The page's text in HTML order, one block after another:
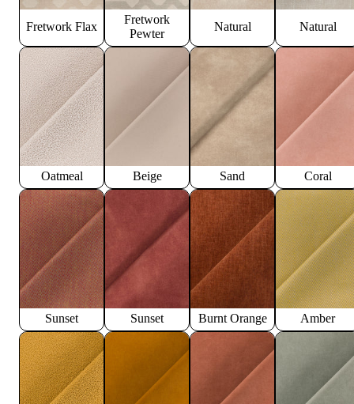
Fretwork Flax
Fretwork
Pewter
Natural Natural
Oatmeal Beige Sand Coral
Sunset Sunset Burnt Orange Amber